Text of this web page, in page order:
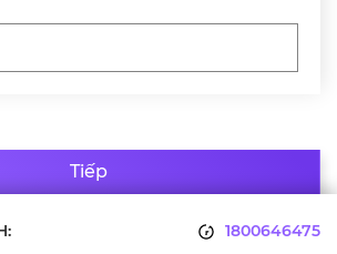
Tiếp
1800646475